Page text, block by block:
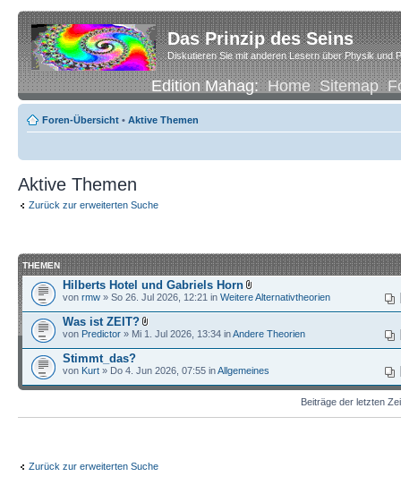
Das Prinzip des Seins
Diskutieren Sie mit anderen Lesern über Physik und
Edition Mahag:Home Sitemap
Foren-Übersicht • Aktive Themen
Aktive Themen
Zurück zur erweiterten Suche
THEMEN
Hilberts Hotel und Gabriels Horn
von rmw » So 26. Jul 2026, 12:21 in Weitere Alternativtheorien
Was ist ZEIT?
von Predictor » Mi 1. Jul 2026, 13:34 inAndere Theorien
Stimmt_das?
von Kurt » Do 4. Jun 2026, 07:55 inAllgemeines
Beiträge der letzten
Zurück zur erweiterten Suche